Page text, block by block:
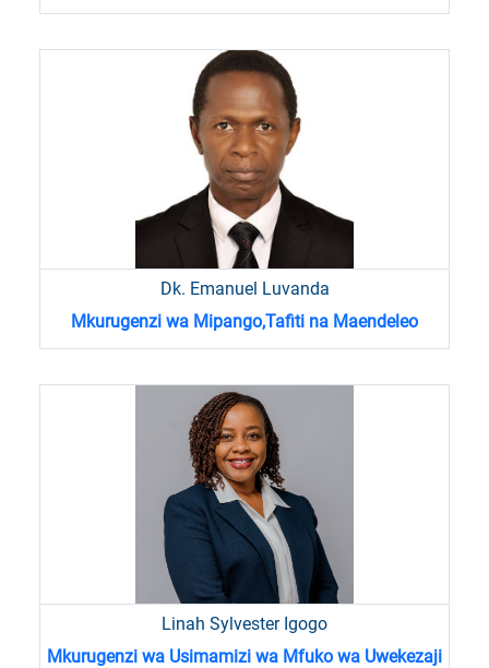
Dk. Emanuel Luvanda
Mkurugenzi wa Mipango,Tafiti na Maendeleo
Linah Sylvester Igogo
Mkurugenzi wa Usimamizi wa Mfuko wa Uwekezaji